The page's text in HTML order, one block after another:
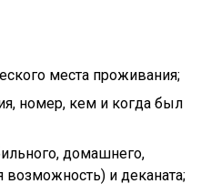
места проживания;
номер, кем и когда был
домашнего,
возможность) и деканата;